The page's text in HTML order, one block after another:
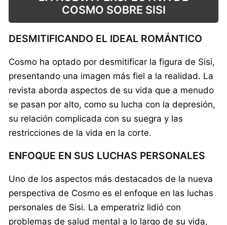
COSMO SOBRE SISI
DESMITIFICANDO EL IDEAL ROMÁNTICO
Cosmo ha optado por desmitificar la figura de Sisi,
presentando una imagen más fiel a la realidad. La
revista aborda aspectos de su vida que a menudo
se pasan por alto, como su lucha con la depresión,
su relación complicada con su suegra y las
restricciones de la vida en la corte.
ENFOQUE EN SUS LUCHAS PERSONALES
Uno de los aspectos más destacados de la nueva
perspectiva de Cosmo es el enfoque en las luchas
personales de Sisi. La emperatriz lidió con
problemas de salud mental a lo largo de su vida,